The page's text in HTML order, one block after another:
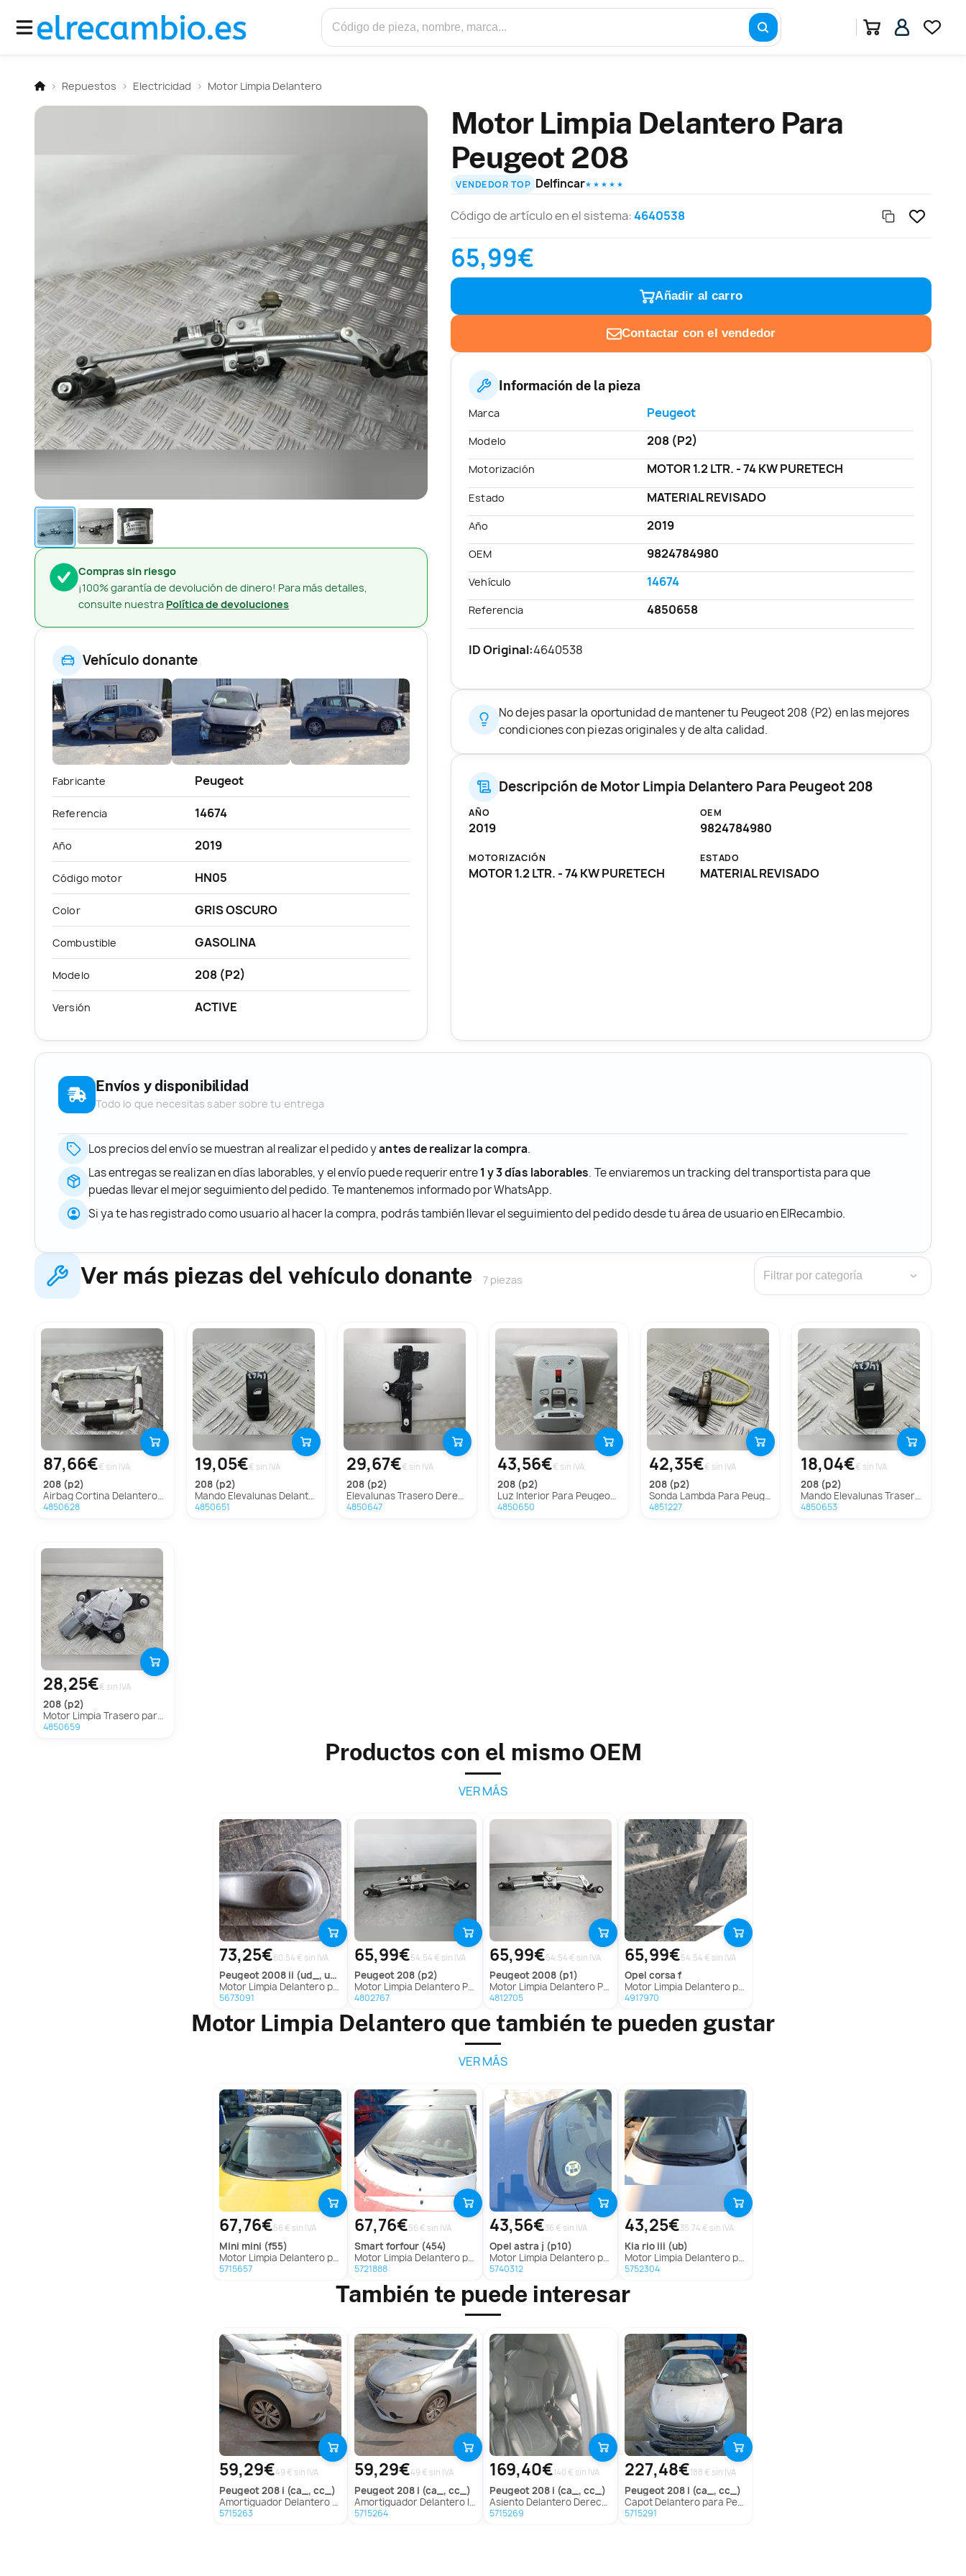
Repuestos Electricidad Motor Limpia Delantero
Compras sin riesgo
¡100% garantía de devolución de dinero! Para más detalles,
consulte nuestra Política de devoluciones
Vehículo donante
Fabricante Peugeot
Referencia 14674
Año 2019
Código motor HN05
Color GRIS OSCURO
Combustible GASOLINA
Modelo 208 (P2)
Versión ACTIVE
Motor Limpia Delantero Para
Peugeot 208
VENDEDOR TOP Delfincar★ ★ ★ ★ ★
Código de artículo en el sistema:4640538
65,99€
Añadir al carro
Contactar con el vendedor
Información de la pieza
Marca Peugeot
Modelo 208 (P2)
Motorización MOTOR 1.2 LTR. - 74 KW PURETECH
Estado MATERIAL REVISADO
Año 2019
OEM 9824784980
Vehículo 14674
Referencia 4850658
ID Original:4640538
No dejes pasar la oportunidad de mantener tu Peugeot 208 (P2) en las mejores
condiciones con piezas originales y de alta calidad.
Descripción de Motor Limpia Delantero Para Peugeot 208
AÑO
2019
OEM
9824784980
MOTORIZACIÓN
MOTOR 1.2 LTR. - 74 KW PURETECH
ESTADO
MATERIAL REVISADO
Envíos y disponibilidad
Todo lo que necesitas saber sobre tu entrega
Los precios del envío se muestran al realizar el pedido yantes de realizar la compra.
Las entregas se realizan en días laborables, y el envío puede requerir entre1 y 3 días laborables. Te enviaremos un tracking del transportista para que
puedas llevar el mejor seguimiento del pedido. Te mantenemos informado por WhatsApp.
Si ya te has registrado como usuario al hacer la compra, podrás también llevar el seguimiento del pedido desde tu área de usuario en ElRecambio.
Ver más piezas del vehículo donante 7 piezas ›
87,66€€ sin IVA
208 (p2)
Airbag Cortina Delantero Derecho Para Peugeot 208
4850628
19,05€€ sin IVA
208 (p2)
Mando Elevalunas Delantero Derecho Para Peugeot 208
4850651
29,67€€ sin IVA
208 (p2)
Elevalunas Trasero Derecho Para Peugeot 208
4850647
43,56€€ sin IVA
208 (p2)
Luz Interior Para Peugeot 208
4850650
42,35€€ sin IVA
208 (p2)
Sonda Lambda Para Peugeot 208
4851227
18,04€€ sin IVA
208 (p2)
Mando Elevalunas Trasero Derecho para Peugeot 208
4850653
28,25€€ sin IVA
208 (p2)
Motor Limpia Trasero para Peugeot 208
4850659
Productos con el mismo OEM
VER MÁS
73,25€60.54 € sin IVA
peugeot2008 ii (ud_, us_, uy_, uj_, ur_, uc_)
Motor Limpia Delantero para Peugeot 2008 Ii (Ud_, Us_, Uy_, Uj_, Ur_, Uc_)
5673091
65,99€54.54 € sin IVA
peugeot208 (p2)
Motor Limpia Delantero Para Peugeot 208
4802767
65,99€54.54 € sin IVA
peugeot2008 (p1)
Motor Limpia Delantero Para Peugeot 2008
4812705
65,99€54.54 € sin IVA
opel corsa f
Motor Limpia Delantero para Opel Corsa F
4917970
Motor Limpia Delantero que también te pueden gustar
VER MÁS
67,76€56 € sin IVA
mini mini (f55)
Motor Limpia Delantero para Mini Mini (F55)
5715657
67,76€56 € sin IVA
smartforfour (454)
Motor Limpia Delantero para Smart Forfour (454)
5721888
43,56€36 € sin IVA
opel astra j (p10)
Motor Limpia Delantero para Opel Astra J (P10)
5740312
43,25€35.74 € sin IVA
kia rio iii (ub)
Motor Limpia Delantero para Kia Rio Iii (Ub)
5752304
También te puede interesar
59,29€49 € sin IVA
peugeot208 i (ca_, cc_)
Amortiguador Delantero Derecho para Peugeot 208 I (Ca_, Cc_)
5715263
59,29€49 € sin IVA
peugeot208 i (ca_, cc_)
Amortiguador Delantero Izquierdo para Peugeot 208 I (Ca_, Cc_)
5715264
169,40€140 € sin IVA
peugeot208 i (ca_, cc_)
Asiento Delantero Derecho para Peugeot 208 I (Ca_, Cc_)
5715269
227,48€188 € sin IVA
peugeot208 i (ca_, cc_)
Capot Delantero para Peugeot 208 I (Ca_, Cc_)
5715291